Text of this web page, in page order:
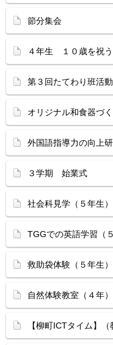
節分集会
４年生 １０歳を祝
第３回たてわり班活動
オリジナル和食器づく
外国語指導力の向上
３学期 始業式
社会科見学（５年生）
TGGでの英語学習（５
救助袋体験（５年生）
自然体験教室（４年）
【柳町ICTタイム】（